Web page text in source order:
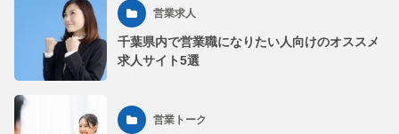
営業求人
千葉県内で営業職になりたい人向けのオススメ
求人サイト5選
営業トーク